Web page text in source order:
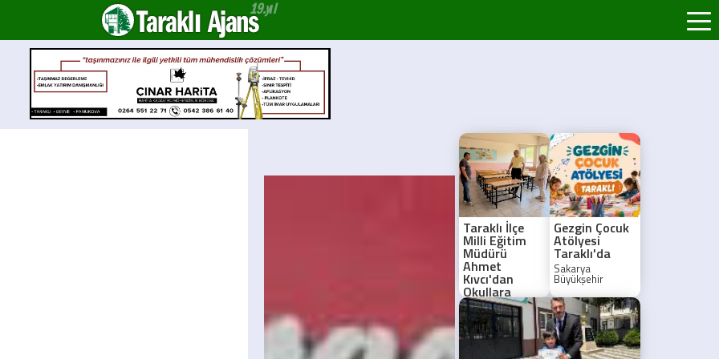
Taraklı Ajans
Taraklı İlçe
Milli Eğitim
Müdürü
Ahmet
Kıvcı'dan
Okullara
Hazırlık
Ziyareti
Taraklı İlçe Milli
Eğitim Müdürü
Ahmet Kıvcı,
Gezgin Çocuk
Atölyesi
Taraklı'da
Sakarya
Büyükşehir
Belediyesi'nin
Gezgin Çocuk
Atölyesi, 11
Ağustos'ta
Taraklı'da
çocuklarla
buluşuyor.